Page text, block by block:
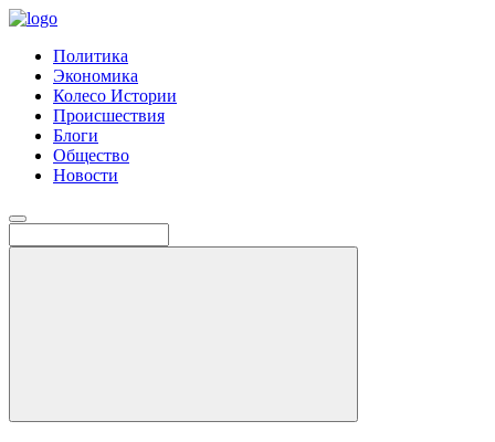
Политика
Экономика
Колесо Истории
Происшествия
Блоги
Общество
Новости